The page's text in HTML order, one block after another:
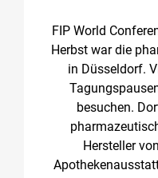
FIP World
Herbst war die
in Düsseldorf.
besuchen.
Hersteller